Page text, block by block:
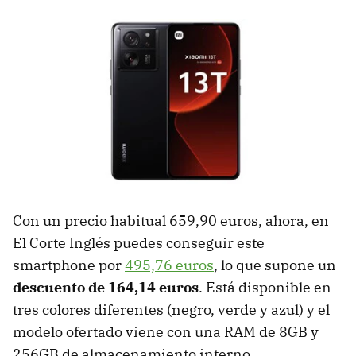
Con un precio habitual 659,90 euros, ahora, en
El Corte Inglés puedes conseguir este
smartphone por495,76 euros, lo que supone un
descuento de 164,14 euros. Está disponible en
tres colores diferentes (negro, verde y azul) y el
modelo ofertado viene con una RAM de 8GB y